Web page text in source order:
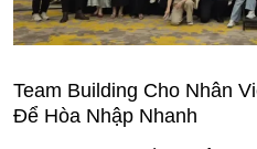
Team Building Cho Nhân
Để Hòa Nhập Nhanh